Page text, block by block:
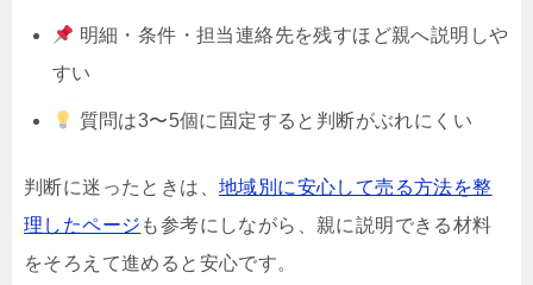
明細・条件・担当連絡先を残すほど親へ説明しや
すい
質問は3〜5個に固定すると判断がぶれにくい
判断に迷ったときは、 地域別に安心して売る方法を整
理したページ も参考にしながら、親に説明できる材料
をそろえて進めると安心です。